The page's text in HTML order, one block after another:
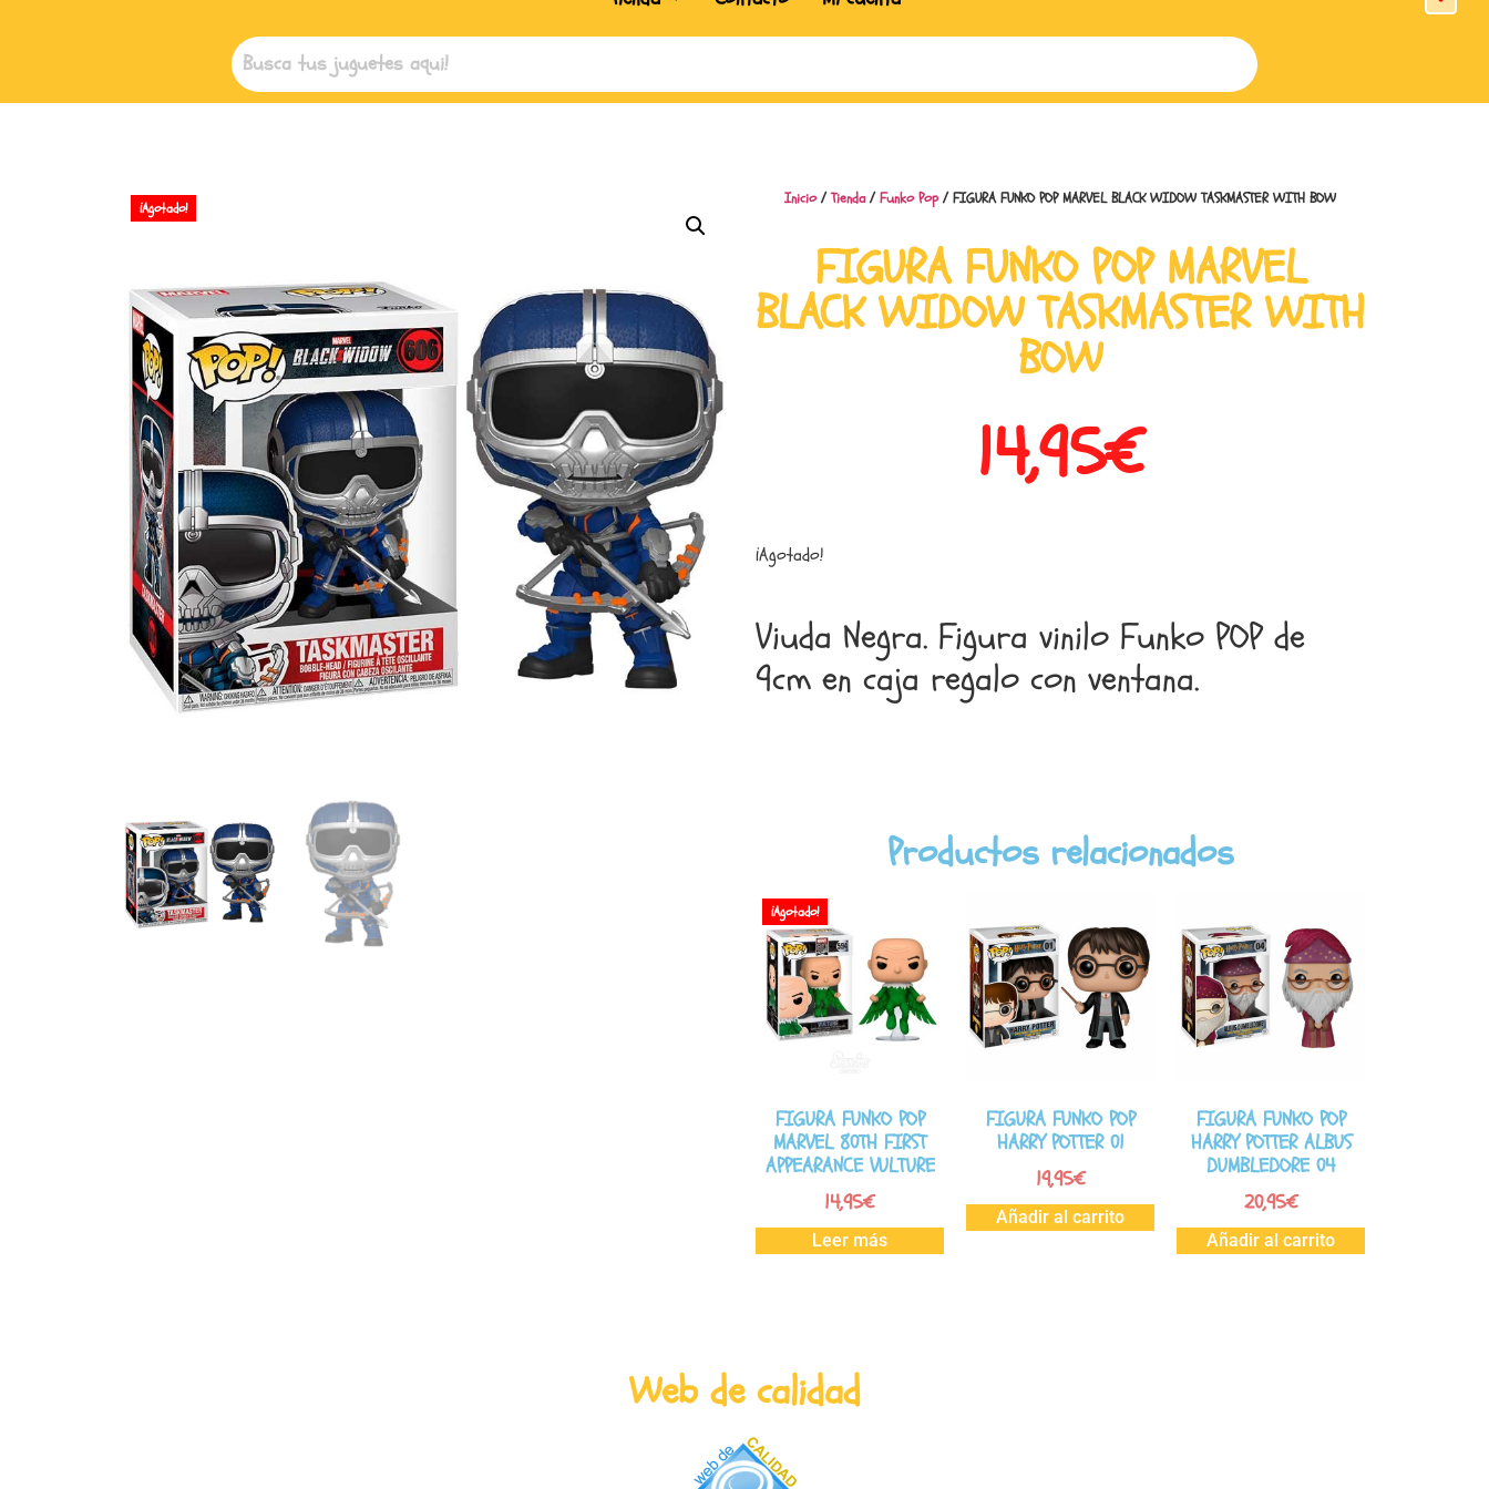
¡Agotado! Inicio/Tienda/Funko Pop / FIGURA FUNKO POP MARVEL BLACK WIDOW TASKMASTER WITH BOW
FIGURA FUNKO POP MARVEL
BLACK WIDOW TASKMASTER WITH
BOW
14,95€
¡Agotado!
Viuda Negra. Figura vinilo Funko POP de
9cm en caja regalo con ventana.
Productos relacionados
¡Agotado!
FIGURA FUNKO POP
MARVEL 80TH FIRST
APPEARANCE VULTURE
14,95€
Leer más
FIGURA FUNKO POP
HARRY POTTER 01
19,95€
Añadir al carrito
FIGURA FUNKO POP
HARRY POTTER ALBUS
DUMBLEDORE 04
20,95€
Añadir al carrito
Web de calidad